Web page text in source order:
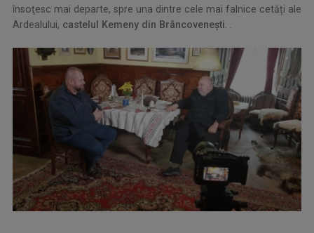
însoţesc mai departe, spre una dintre cele mai falnice cetăți ale
Ardealului, castelul Kemeny din Brâncovenești